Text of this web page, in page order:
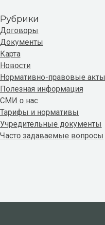
Рубрики
Договоры
Документы
Карта
Новости
Нормативно-правовые акты
Полезная информация
СМИ о нас
Тарифы и нормативы
Учредительные документы
Часто задаваемые вопросы